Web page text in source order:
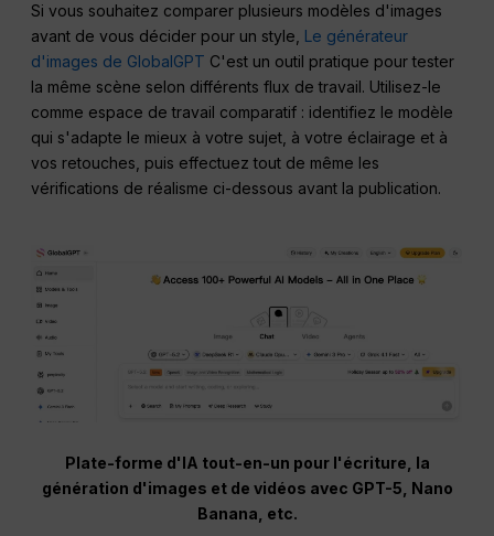
Si vous souhaitez comparer plusieurs modèles d'images
avant de vous décider pour un style, Le générateur
d'images de GlobalGPT C'est un outil pratique pour tester
la même scène selon différents flux de travail. Utilisez-le
comme espace de travail comparatif : identifiez le modèle
qui s'adapte le mieux à votre sujet, à votre éclairage et à
vos retouches, puis effectuez tout de même les
vérifications de réalisme ci-dessous avant la publication.
Plate-forme d'IA tout-en-un pour l'écriture, la
génération d'images et de vidéos avec GPT-5, Nano
Banana, etc.